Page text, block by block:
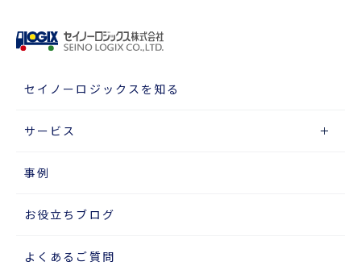
セイノーロジックスを知る
サービス
事例
お役立ちブログ
よくあるご質問